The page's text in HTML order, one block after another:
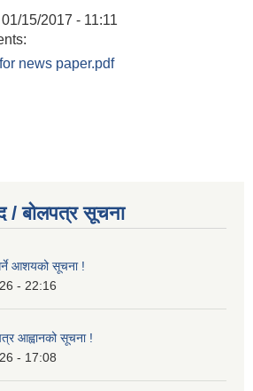
15/2017 - 11:11
news paper.pdf
/ बोलपत्र सूचना
आशयको सूचना !
- 22:16
आह्वानको सूचना !
- 17:08